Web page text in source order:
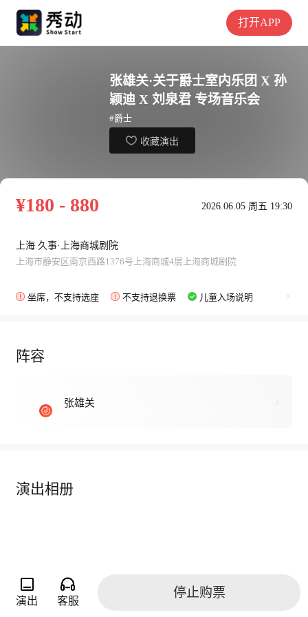
打开APP
张雄关·关于爵士室内乐团 X 孙
颖迪 X 刘泉君 专场音乐会
#爵士
收藏演出
¥180 - 880 2026.06.05 周五 19:30
上海 久事·上海商城剧院
上海市静安区南京西路1376号上海商城4层上海商城剧院
坐席，不支持选座 不支持退换票 儿童入场说明
阵容
张雄关
演出相册
演出 客服
停止购票